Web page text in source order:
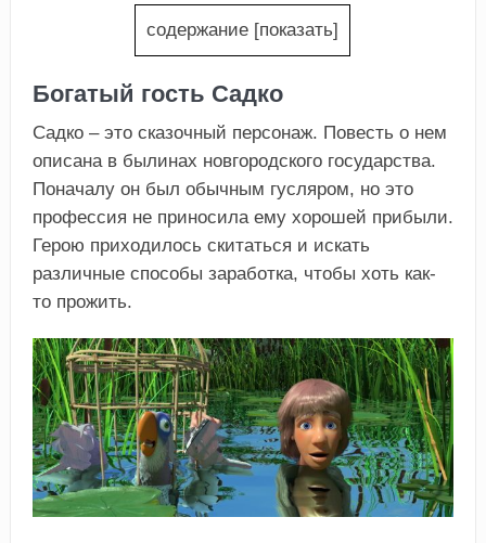
содержание [показать]
Богатый гость Садко
Садко – это сказочный персонаж. Повесть о нем
описана в былинах новгородского государства.
Поначалу он был обычным гусляром, но это
профессия не приносила ему хорошей прибыли.
Герою приходилось скитаться и искать
различные способы заработка, чтобы хоть как-
то прожить.